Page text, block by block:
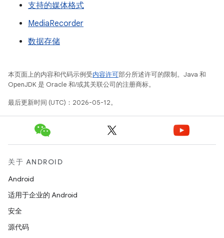
支持的媒体格式
MediaRecorder
数据存储
本页面上的内容和代码示例受内容许可部分所述许可的限制。Java 和
OpenJDK 是 Oracle 和/或其关联公司的注册商标。
最后更新时间 (UTC)：2026-05-12。
关于 ANDROID
Android
适用于企业的 Android
安全
源代码